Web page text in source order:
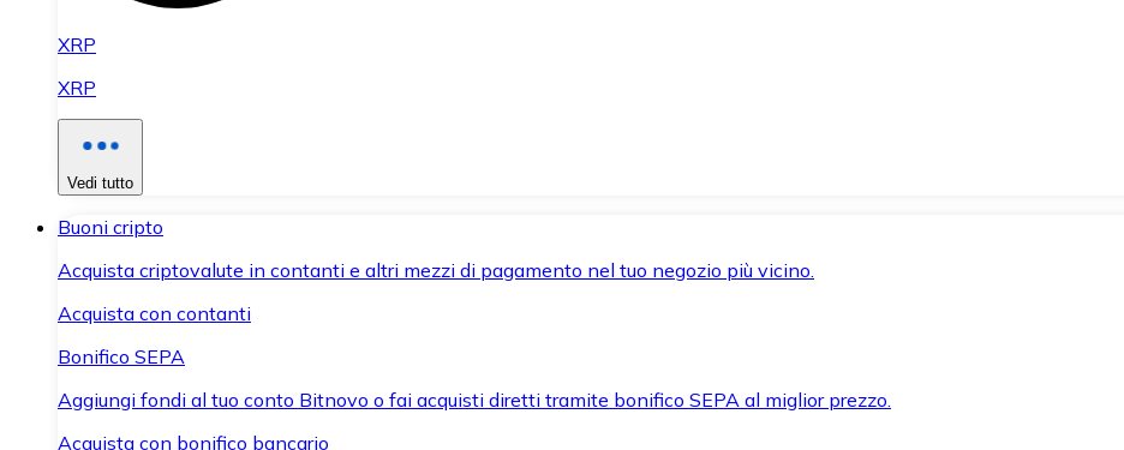
XRP
XRP
Vedi tutto
Buoni cripto
Acquista criptovalute in contanti e altri mezzi di pagamento nel tuo negozio più vicino.
Acquista con contanti
Bonifico SEPA
Aggiungi fondi al tuo conto Bitnovo o fai acquisti diretti tramite bonifico SEPA al miglior prezzo.
Acquista con bonifico bancario